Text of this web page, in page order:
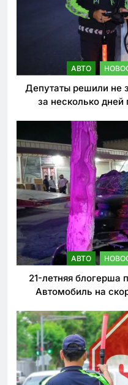
АВТО
Депутаты решили не
за несколько дней
АВТО
21-летняя
Автомобиль на